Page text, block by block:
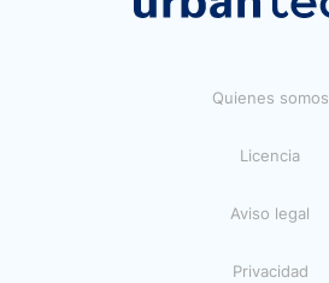
Quienes somos
Licencia
Aviso legal
Privacidad